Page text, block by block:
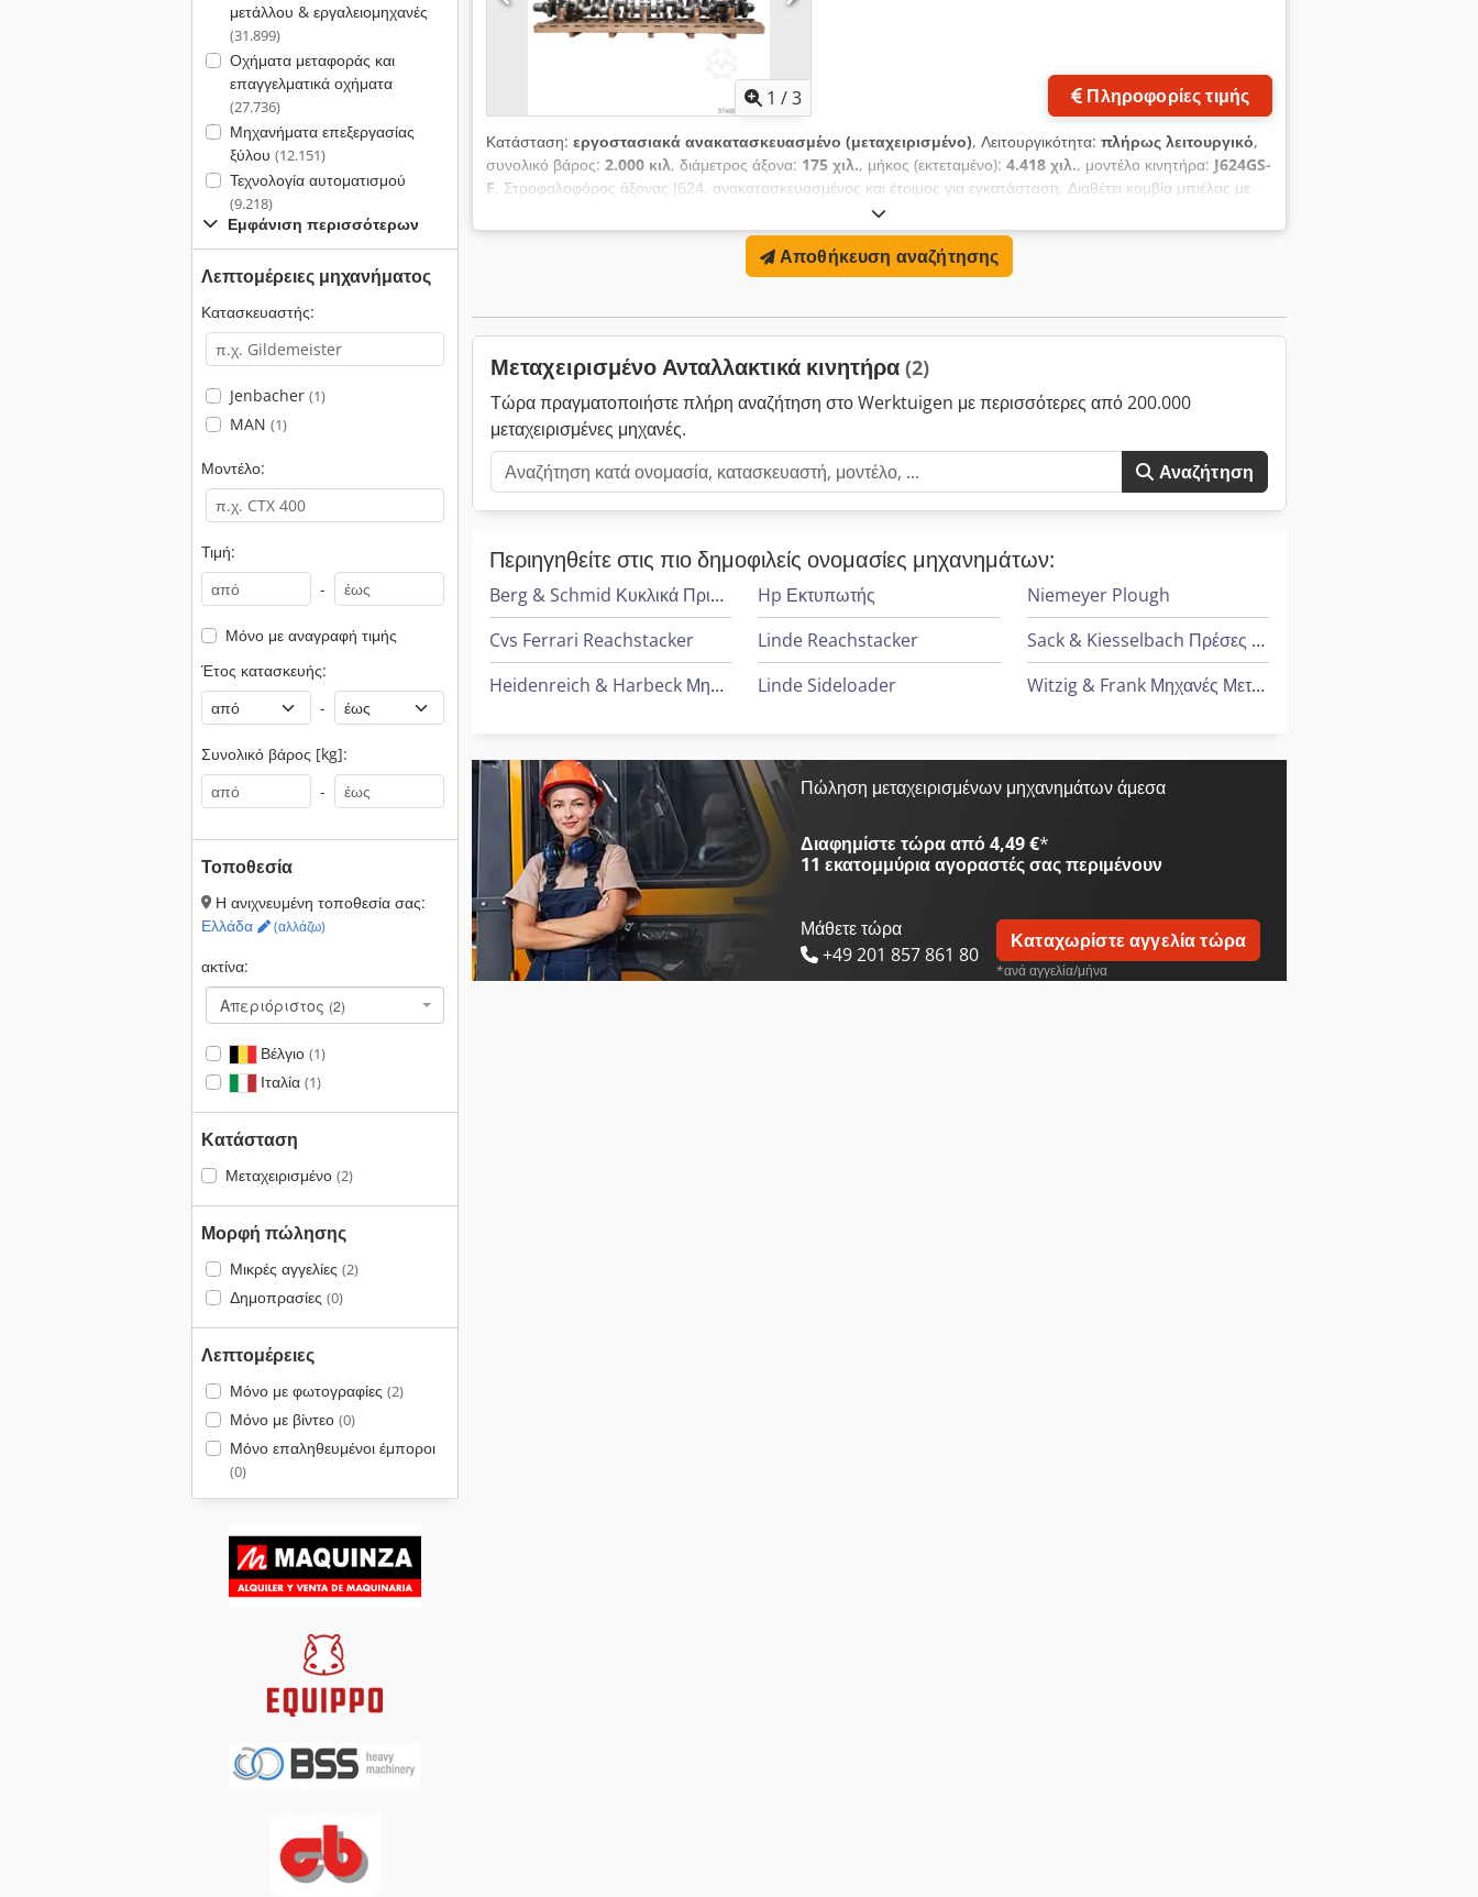
μετάλλου & εργαλειομηχανές
(31.899)
Οχήματα μεταφοράς και
επαγγελματικά οχήματα
(27.736)
Μηχανήματα επεξεργασίας
ξύλου (12.151)
Τεχνολογία αυτοματισμού
(9.218)
Εμφάνιση περισσότερων
Λεπτομέρειες μηχανήματος
Κατασκευαστής:
Jenbacher (1)
MAN (1)
Μοντέλο:
Τιμή:
-
Μόνο με αναγραφή τιμής
Έτος κατασκευής:
-
Συνολικό βάρος [kg]:
-
Τοποθεσία
Η ανιχνευμένη τοποθεσία σας:
Ελλάδα
(αλλάζω)
ακτίνα:
Απεριόριστος (2)
Βέλγιο (1)
Ιταλία (1)
Κατάσταση
Μεταχειρισμένο (2)
Μορφή πώλησης
Μικρές αγγελίες (2)
Δημοπρασίες (0)
Λεπτομέρειες
Μόνο με φωτογραφίες (2)
Μόνο με βίντεο (0)
Μόνο επαληθευμένοι έμποροι
(0)
1 /3 Πληροφορίες τιμής
Κατάσταση: εργοστασιακά ανακατασκευασμένο (μεταχειρισμένο), Λειτουργικότητα: πλήρως λειτουργικό,
συνολικό βάρος: 2.000 κιλ, διάμετρος άξονα: 175 χιλ., μήκος (εκτεταμένο): 4.418 χιλ., μοντέλο κινητήρα: J624GS-
F, Στροφαλοφόρος άξονας J624, ανακατασκευασμένος και έτοιμος για εγκατάσταση. Διαθέτει κομβία μπιέλας με
ονομαστική διάσταση 175 mm και κομβία βάσης κατεργασμένα στα 194,5 mm (σε σύγκριση με το στάνταρ των
195 mm) για ομοιόμορφα ταιριάσματα. Έχει πραγματοποιηθεί επιμετάλλωση με σκληρό χρώμιο στους κομβίους
N4 και N5 για την αποκατάσταση των διαστάσεων και την ομαλότητα των επιφανειών. Chjdpsxu Ataofx Aixea Το
εξάρτημα έχει υποβληθεί σε αυστηρούς ελέγχους για να διασφαλιστεί η σωστή λειτουργικότητα κατά την
Αποθήκευση αναζήτησης
Μεταχειρισμένο Ανταλλακτικά κινητήρα (2)
Τώρα πραγματοποιήστε πλήρη αναζήτηση στο Werktuigen με περισσότερες από 200.000
μεταχειρισμένες μηχανές.
Αναζήτηση
Περιηγηθείτε στις πιο δημοφιλείς ονομασίες μηχανημάτων:
Berg & Schmid Κυκλικά Πριόνια
Cvs Ferrari Reachstacker
Heidenreich & Harbeck Μηχανήματα Διάτρησης Βαθιάς Οπής
Hp Εκτυπωτής
Linde Reachstacker
Linde Sideloader
Niemeyer Plough
Sack & Kiesselbach Πρέσες Μεταφοράς
Witzig & Frank Μηχανές Μεταφοράς
Πώληση μεταχειρισμένων μηχανημάτων άμεσα
Διαφημίστε τώρα από 4,49 €*
11 εκατομμύρια αγοραστέςσας περιμένουν
Μάθετε τώρα
+49 201 857 861 80
Καταχωρίστε αγγελία τώρα
*ανά αγγελία/μήνα